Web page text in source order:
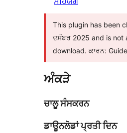
This plugin has been
ਦਸੰਬਰ 2025 and is not
download. ਕਾਰਨ:
ਅੰਕੜੇ
ਚਾਲੂ ਸੰਸਕਰਨ
ਡਾਊਨਲੋਡਾਂ ਪ੍ਰਤੀ ਦਿਨ